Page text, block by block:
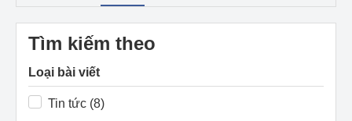
Tìm kiếm theo
Loại bài viết
Tin tức (8)